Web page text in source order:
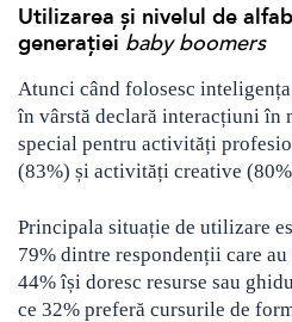
Utilizarea și nivelul de
generației baby boomers
Atunci când folosesc
în vârstă declară interacțiuni în
special pentru activități
(83%) și activități creative
Principala situație de utilizare
79% dintre respondenții care
44% își doresc resurse sau
ce 32% preferă cursurile de